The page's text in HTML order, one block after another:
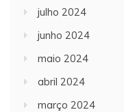
julho 2024
junho 2024
maio 2024
abril 2024
março 2024